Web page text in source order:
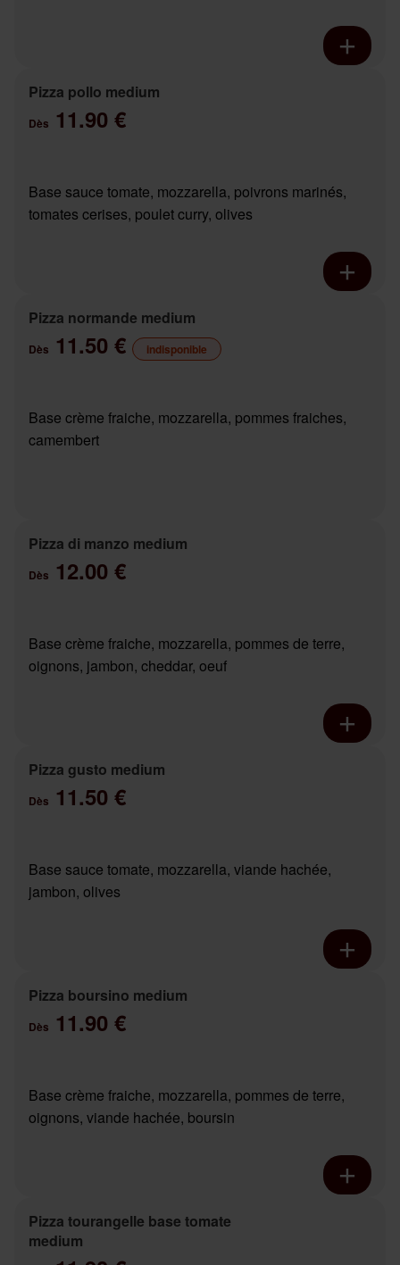
Pizza pollo medium
Dès 11.90 €
Base sauce tomate, mozzarella, poivrons marinés,
tomates cerises, poulet curry, olives
Pizza normande medium
Dès 11.50 € indisponible
Base crème fraiche, mozzarella, pommes fraiches,
camembert
Pizza di manzo medium
Dès 12.00 €
Base crème fraiche, mozzarella, pommes de terre,
oignons, jambon, cheddar, oeuf
Pizza gusto medium
Dès 11.50 €
Base sauce tomate, mozzarella, viande hachée,
jambon, olives
Pizza boursino medium
Dès 11.90 €
Base crème fraiche, mozzarella, pommes de terre,
oignons, viande hachée, boursin
Pizza tourangelle base tomate
medium